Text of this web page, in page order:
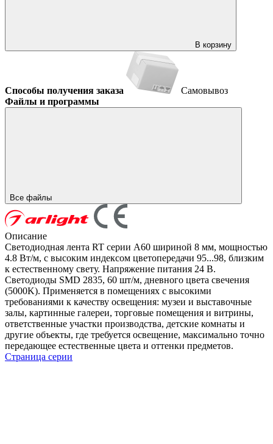
В корзину
Способы получения заказа
Самовывоз
Файлы и программы
Все файлы
Описание
Светодиодная лента RT серии A60 шириной 8 мм, мощностью
4.8 Вт/м, с высоким индексом цветопередачи 95...98, близким
к естественному свету. Напряжение питания 24 В.
Светодиоды SMD 2835, 60 шт/м, дневного цвета свечения
(5000K). Применяется в помещениях с высокими
требованиями к качеству освещения: музеи и выставочные
залы, картинные галереи, торговые помещения и витрины,
ответственные участки производства, детские комнаты и
другие объекты, где требуется освещение, максимально точно
передающее естественные цвета и оттенки предметов.
Страница серии